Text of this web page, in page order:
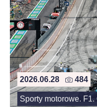
2026.06.28 484
Sporty motorowe.